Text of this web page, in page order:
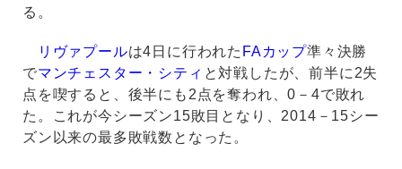
る。
リヴァプールは4日に行われた FAカップ準々決勝
でマンチェスター・シティ と対戦したが、前半に2失
点を喫すると、後半にも2点を奪われ、0－4で敗れ
た。これが今シーズン15敗目となり、2014－15シー
ズン以来の最多敗戦数となった。